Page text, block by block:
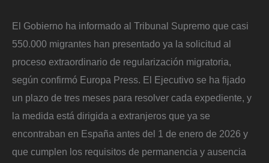
El Gobierno ha informado al Tribunal Supremo que casi
550.000 migrantes han presentado ya la solicitud al
proceso extraordinario de regularización migratoria,
según confirmó Europa Press. El Ejecutivo se ha fijado
un plazo de tres meses para resolver cada expediente, y
la medida está dirigida a extranjeros que ya se
encontraban en España antes del 1 de enero de 2026 y
que cumplen los requisitos de permanencia y ausencia